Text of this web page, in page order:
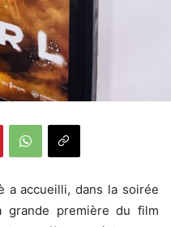
a accueilli, dans la soirée
première du film